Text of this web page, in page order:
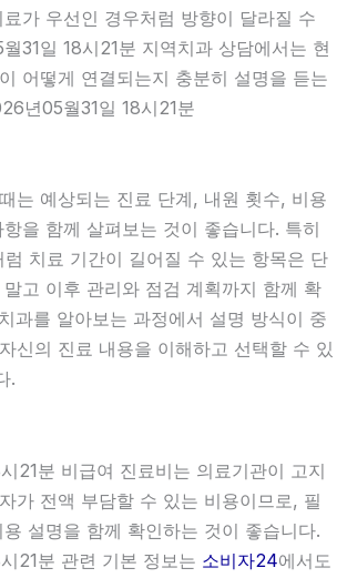
가 우선인 경우처럼 방향이 달라질 수
31일 18시21분 지역치과 상담에서는 현
어떻게 연결되는지 충분히 설명을 듣는
년05월31일 18시21분
는 예상되는 진료 단계, 내원 횟수, 비용
을 함께 살펴보는 것이 좋습니다. 특히
치료 기간이 길어질 수 있는 항목은 단
고 이후 관리와 점검 계획까지 함께 확
과를 알아보는 과정에서 설명 방식이 중
신의 진료 내용을 이해하고 선택할 수 있
.
21분 비급여 진료비는 의료기관이 고지
가 전액 부담할 수 있는 비용이므로, 필
설명을 함께 확인하는 것이 좋습니다.
21분 관련 기본 정보는 소비자24에서도